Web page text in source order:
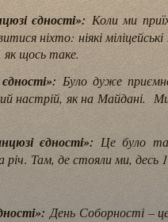
єдності»:Коли ми
ніхто: ніякі міліцейські
як щось таке.
Було дуже
настрій, як на Майдані.
єдності»:Це було
річ. Там, де стояли ми,
День Соборності –